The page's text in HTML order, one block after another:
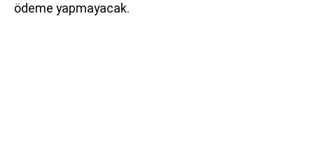
ödeme yapmayacak.